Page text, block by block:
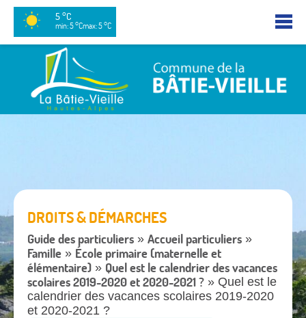
5 °C
min: 5 °Cmax: 5 °C
DROITS & DÉMARCHES
Guide des particuliers » Accueil particuliers »
Famille » École primaire (maternelle et
élémentaire) » Quel est le calendrier des vacances
scolaires 2019-2020 et 2020-2021 ? » Quel est le
calendrier des vacances scolaires 2019-2020
et 2020-2021 ?